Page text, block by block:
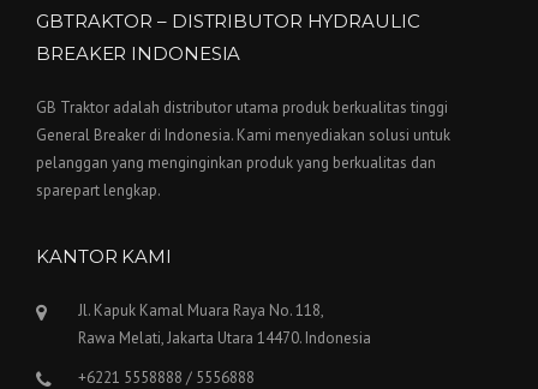
GBTRAKTOR – DISTRIBUTOR HYDRAULIC
BREAKER INDONESIA
GB Traktor adalah distributor utama produk berkualitas tinggi
General Breaker di Indonesia. Kami menyediakan solusi untuk
pelanggan yang menginginkan produk yang berkualitas dan
sparepart lengkap.
KANTOR KAMI
Jl. Kapuk Kamal Muara Raya No. 118,
Rawa Melati, Jakarta Utara 14470. Indonesia
+6221 5558888 / 5556888